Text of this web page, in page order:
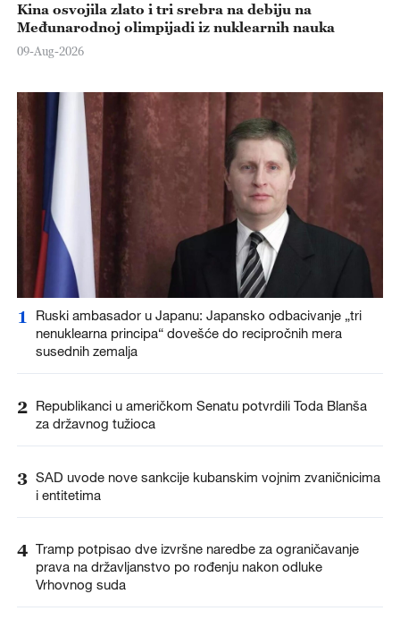
Kina osvojila zlato i tri srebra na debiju na
Međunarodnoj olimpijadi iz nuklearnih nauka
09-Aug-2026
1
Ruski ambasador u Japanu: Japansko odbacivanje „tri
nenuklearna principa“ dovešće do recipročnih mera
susednih zemalja
2 Republikanci u američkom Senatu potvrdili Toda Blanša
za državnog tužioca
3 SAD uvode nove sankcije kubanskim vojnim zvaničnicima
i entitetima
4 Tramp potpisao dve izvršne naredbe za ograničavanje
prava na državljanstvo po rođenju nakon odluke
Vrhovnog suda